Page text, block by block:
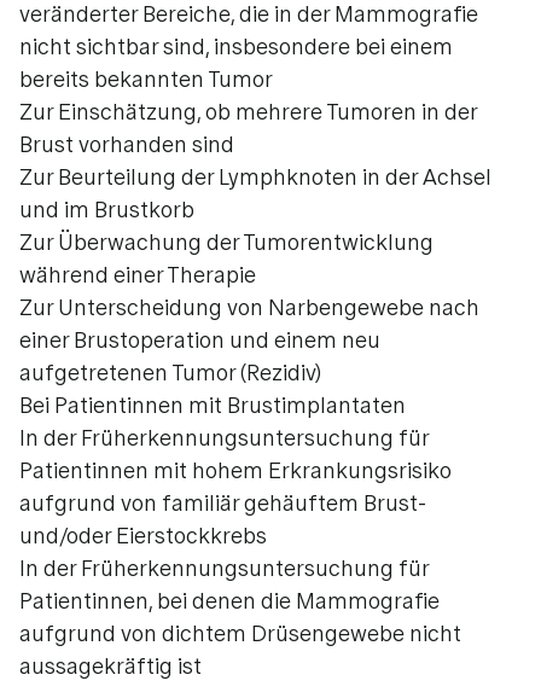
veränderter Bereiche, die in der Mammografie
nicht sichtbar sind, insbesondere bei einem
bereits bekannten Tumor
Zur Einschätzung, ob mehrere Tumoren in der
Brust vorhanden sind
Zur Beurteilung der Lymphknoten in der Achsel
und im Brustkorb
Zur Überwachung der Tumorentwicklung
während einer Therapie
Zur Unterscheidung von Narbengewebe nach
einer Brustoperation und einem neu
aufgetretenen Tumor (Rezidiv)
Bei Patientinnen mit Brustimplantaten
In der Früherkennungsuntersuchung für
Patientinnen mit hohem Erkrankungsrisiko
aufgrund von familiär gehäuftem Brust-
und/oder Eierstockkrebs
In der Früherkennungsuntersuchung für
Patientinnen, bei denen die Mammografie
aufgrund von dichtem Drüsengewebe nicht
aussagekräftig ist